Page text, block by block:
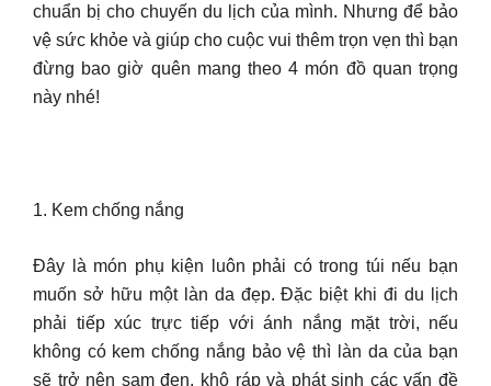
chuẩn bị cho chuyến du lịch của mình. Nhưng để bảo
vệ sức khỏe và giúp cho cuộc vui thêm trọn vẹn thì bạn
đừng bao giờ quên mang theo 4 món đồ quan trọng
này nhé!
1. Kem chống nắng
Đây là món phụ kiện luôn phải có trong túi nếu bạn
muốn sở hữu một làn da đẹp. Đặc biệt khi đi du lịch
phải tiếp xúc trực tiếp với ánh nắng mặt trời, nếu
không có kem chống nắng bảo vệ thì làn da của bạn
sẽ trở nên sạm đen, khô ráp và phát sinh các vấn đề